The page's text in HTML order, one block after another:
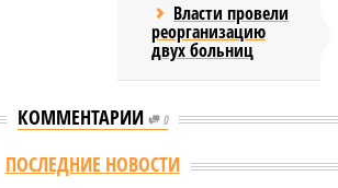
Власти провели
реорганизацию
двух больниц
КОММЕНТАРИИ 0
ПОСЛЕДНИЕ НОВОСТИ